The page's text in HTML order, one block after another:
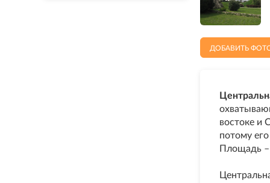
ДОБАВИТЬ
востоке и
потому
Площадь –